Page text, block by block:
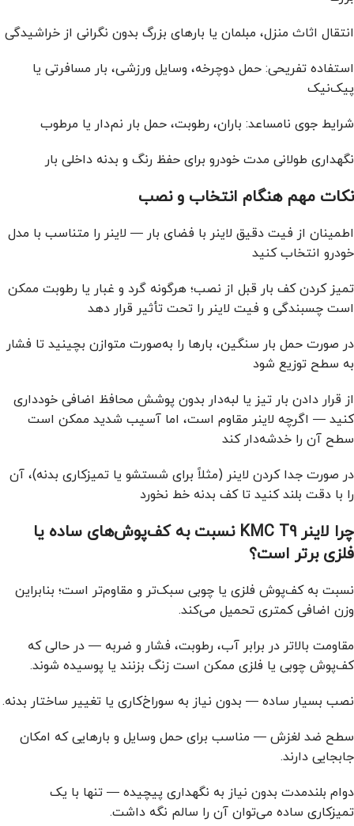
انتقال اثاث منزل، مبلمان یا بارهای بزرگ بدون نگرانی از خراشیدگی
استفاده تفریحی: حمل دوچرخه، وسایل ورزشی، بار مسافرتی یا
پیک‌نیک
شرایط جوی نامساعد: باران، رطوبت، حمل بار نم‌دار یا مرطوب
نگهداری طولانی مدت خودرو برای حفظ رنگ و بدنه داخلی بار
نکات مهم هنگام انتخاب و نصب
اطمینان از فیت دقیق لاینر با فضای بار — لاینر را متناسب با مدل
خودرو انتخاب کنید
تمیز کردن کف بار قبل از نصب؛ هرگونه گرد و غبار یا رطوبت ممکن
است چسبندگی و فیت لاینر را تحت تأثیر قرار دهد
در صورت حمل بار سنگین، بارها را به‌صورت متوازن بچینید تا فشار
به سطح توزیع شود
از قرار دادن بار تیز یا لبه‌دار بدون پوشش محافظ اضافی خودداری
کنید — اگرچه لاینر مقاوم است، اما آسیب شدید ممکن است
سطح آن را خدشه‌دار کند
در صورت جدا کردن لاینر (مثلاً برای شستشو یا تمیزکاری بدنه)، آن
را با دقت بلند کنید تا کف بدنه خط نخورد
چرا لاینر KMC T9 نسبت به کف‌پوش‌های ساده یا
فلزی برتر است؟
نسبت به کف‌پوش فلزی یا چوبی سبک‌تر و مقاوم‌تر است؛ بنابراین
وزن اضافی کمتری تحمیل می‌کند.
مقاومت بالاتر در برابر آب، رطوبت، فشار و ضربه — در حالی که
کف‌پوش چوبی یا فلزی ممکن است زنگ بزنند یا پوسیده شوند.
نصب بسیار ساده — بدون نیاز به سوراخ‌کاری یا تغییر ساختار بدنه.
سطح ضد لغزش — مناسب برای حمل وسایل و بارهایی که امکان
جابجایی دارند.
دوام بلندمدت بدون نیاز به نگهداری پیچیده — تنها با یک
تمیزکاری ساده می‌توان آن را سالم نگه داشت.